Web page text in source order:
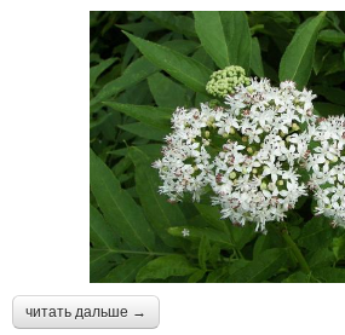
читать дальше →